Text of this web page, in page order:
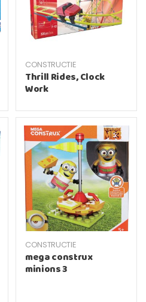
CONSTRUCTIE
Thrill Rides, Clock
Work
CONSTRUCTIE
mega construx
minions 3